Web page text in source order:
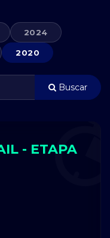
2024
2020
Buscar
- ETAPA